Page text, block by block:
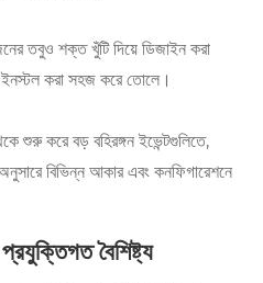
তবুও শক্ত খুঁটি দিয়ে ডিজাইন করা
ইনস্টল করা সহজ করে তোলে।
শুরু করে বড় বহিরঙ্গন ইভেন্টগুলিতে,
বিভিন্ন আকার এবং কনফিগারেশনে
বৈশিষ্ট্য